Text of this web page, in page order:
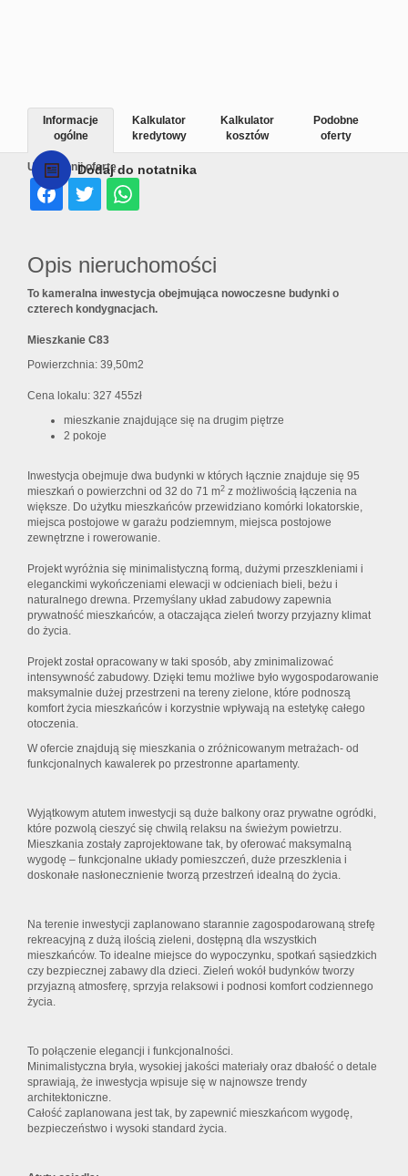
Dodaj do notatnika
Udostępnij ofertę
Informacje
ogólne
Kalkulator
kredytowy
Kalkulator
kosztów
Podobne
oferty
Opis nieruchomości
To kameralna inwestycja obejmująca nowoczesne budynki o
czterech kondygnacjach.
Mieszkanie C83
Powierzchnia: 39,50m2
Cena lokalu: 327 455zł
mieszkanie znajdujące się na drugim piętrze
2 pokoje
Inwestycja obejmuje dwa budynki w których łącznie znajduje się 95
mieszkań o powierzchni od 32 do 71 m2 z możliwością łączenia na
większe. Do użytku mieszkańców przewidziano komórki lokatorskie,
miejsca postojowe w garażu podziemnym, miejsca postojowe
zewnętrzne i rowerowanie.
Projekt wyróżnia się minimalistyczną formą, dużymi przeszkleniami i
eleganckimi wykończeniami elewacji w odcieniach bieli, beżu i
naturalnego drewna. Przemyślany układ zabudowy zapewnia
prywatność mieszkańców, a otaczająca zieleń tworzy przyjazny klimat
do życia.
Projekt został opracowany w taki sposób, aby zminimalizować
intensywność zabudowy. Dzięki temu możliwe było wygospodarowanie
maksymalnie dużej przestrzeni na tereny zielone, które podnoszą
komfort życia mieszkańców i korzystnie wpływają na estetykę całego
otoczenia.
W ofercie znajdują się mieszkania o zróżnicowanym metrażach- od
funkcjonalnych kawalerek po przestronne apartamenty.
Wyjątkowym atutem inwestycji są duże balkony oraz prywatne ogródki,
które pozwolą cieszyć się chwilą relaksu na świeżym powietrzu.
Mieszkania zostały zaprojektowane tak, by oferować maksymalną
wygodę – funkcjonalne układy pomieszczeń, duże przeszklenia i
doskonałe nasłonecznienie tworzą przestrzeń idealną do życia.
Na terenie inwestycji zaplanowano starannie zagospodarowaną strefę
rekreacyjną z dużą ilością zieleni, dostępną dla wszystkich
mieszkańców. To idealne miejsce do wypoczynku, spotkań sąsiedzkich
czy bezpiecznej zabawy dla dzieci. Zieleń wokół budynków tworzy
przyjazną atmosferę, sprzyja relaksowi i podnosi komfort codziennego
życia.
To połączenie elegancji i funkcjonalności.
Minimalistyczna bryła, wysokiej jakości materiały oraz dbałość o detale
sprawiają, że inwestycja wpisuje się w najnowsze trendy
architektoniczne.
Całość zaplanowana jest tak, by zapewnić mieszkańcom wygodę,
bezpieczeństwo i wysoki standard życia.